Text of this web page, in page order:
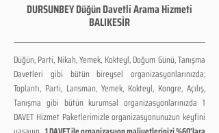
DURSUNBEY Düğün Davetli Arama Hizmeti
BALIKESİR
Düğün, Parti, Nikah, Yemek, Kokteyl, Doğum Günü, Tanışma
Davetleri gibi bütün bireysel organizasyonlarınızda;
Toplantı, Parti, Lansman, Yemek, Kokteyl, Kongre, Açılış,
Tanışma gibi bütün kurumsal organizasyonlarınızda 1
DAVET Hizmet Paketlerimizle organizasyonunuzun keyfini